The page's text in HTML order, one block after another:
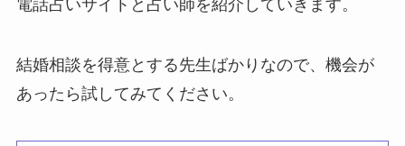
電話占いサイトと占い師を紹介していきます。
結婚相談を得意とする先生ばかりなので、機会が
あったら試してみてください。